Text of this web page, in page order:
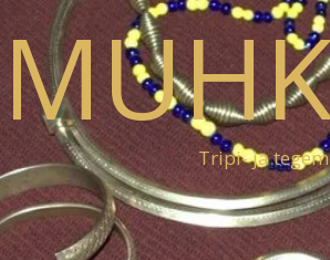
Tripi- ja